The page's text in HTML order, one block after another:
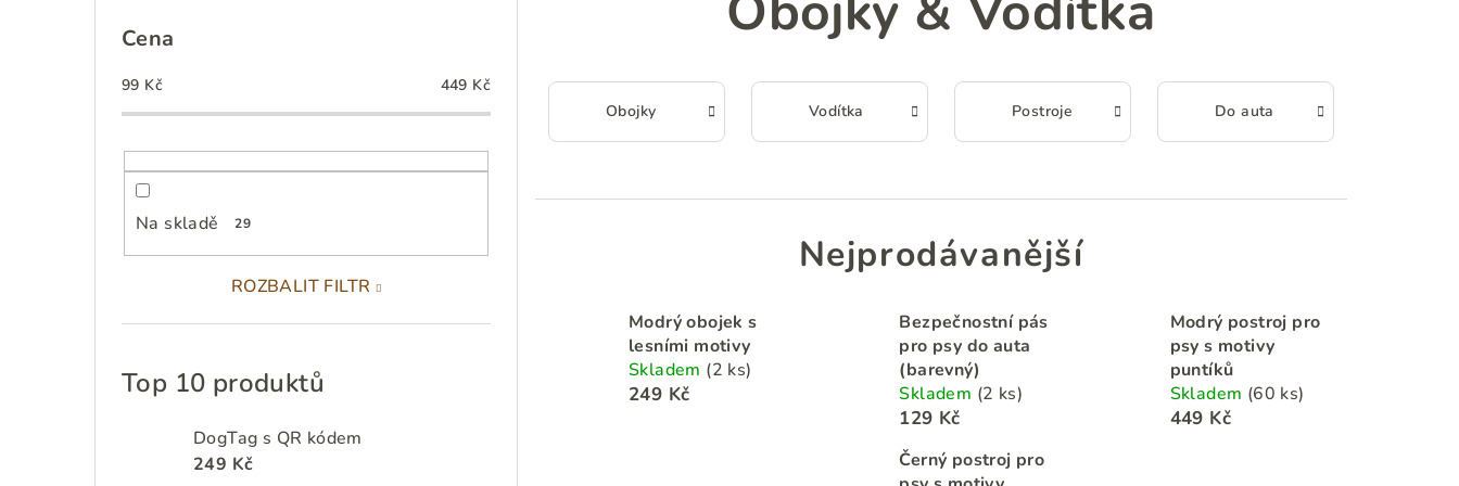
Cena
99 Kč 449 Kč
Na skladě 29
ROZBALIT FILTR
Top 10 produktů
DogTag s QR kódem
249 Kč
Obojky Vodítka Postroje Do auta
Nejprodávanější
Modrý obojek s
lesními motivy
Skladem (2 ks)
249 Kč
Bezpečnostní pás
pro psy do auta
(barevný)
Skladem (2 ks)
129 Kč
Modrý postroj pro
psy s motivy
puntíků
Skladem (60 ks)
449 Kč
Černý postroj pro